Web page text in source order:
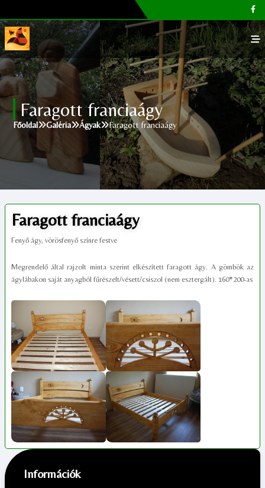
Főoldal
Galéria
Megvásárolható termékek
Cikkek, tippek
Faragott franciaágy
Főoldal Galéria Ágyak Faragott franciaágy
Faragott franciaágy
Fenyő ágy, vörösfenyő színre festve
Megrendelő által rajzolt minta szerint elkészített faragott ágy. A gömbök az
ágylábakon saját anyagból fűrészelt/vésett/csiszol (nem esztergált). 160*200-as
Információk